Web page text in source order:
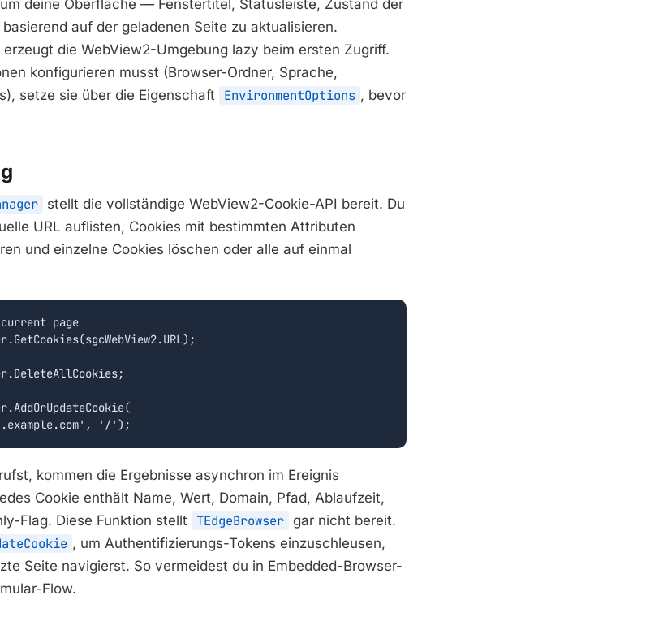
deine Oberfläche — Fenstertitel, Statusleiste, Zustand der
auf der geladenen Seite zu aktualisieren.
erzeugt die WebView2-Umgebung lazy beim ersten Zugriff.
konfigurieren musst (Browser-Ordner, Sprache,
setze sie über die Eigenschaft
EnvironmentOptions , bevor
stellt die vollständige WebView2-Cookie-API bereit. Du
URL auflisten, Cookies mit bestimmten Attributen
und einzelne Cookies löschen oder alle auf einmal
page
'/');
kommen die Ergebnisse asynchron im Ereignis
Cookie enthält Name, Wert, Domain, Pfad, Ablaufzeit,
Flag. Diese Funktion stellt TEdgeBrowser gar nicht bereit.
, um Authentifizierungs-Tokens einzuschleusen,
Seite navigierst. So vermeidest du in Embedded-Browser-
Flow.